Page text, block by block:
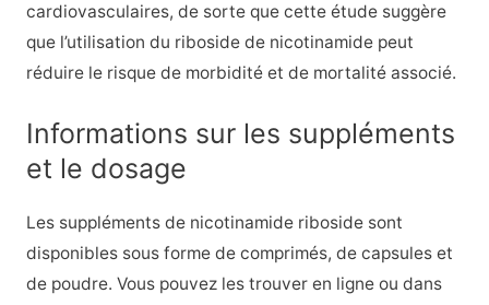
cardiovasculaires, de sorte que cette étude suggère
que l’utilisation du riboside de nicotinamide peut
réduire le risque de morbidité et de mortalité associé.
Informations sur les suppléments
et le dosage
Les suppléments de nicotinamide riboside sont
disponibles sous forme de comprimés, de capsules et
de poudre. Vous pouvez les trouver en ligne ou dans